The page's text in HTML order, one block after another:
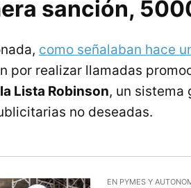
sanción,
como señalaban hace
por realizar llamadas
Lista Robinson, un sistema
no deseadas.
EN PYMES Y